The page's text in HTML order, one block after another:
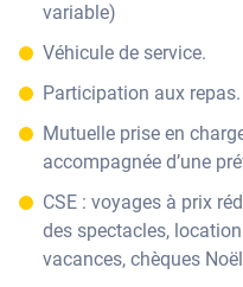
variable)
Véhicule de service.
Participation aux repas.
Mutuelle prise en
accompagnée d’une
CSE : voyages à prix
des spectacles,
vacances, chèques